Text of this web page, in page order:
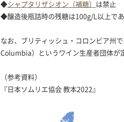
◆シャプタリザシオン（補糖） は禁止
◆醸造後瓶詰時の残糖は100g/L以上であ
なお、ブリティッシュ・コロンビア州
Columbia）というワイン生産者団体が
（参考資料）
『日本ソムリエ協会 教本2022』